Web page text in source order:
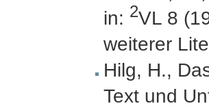
in: 2VL 8
weiterer
Hilg, H.,
Text und